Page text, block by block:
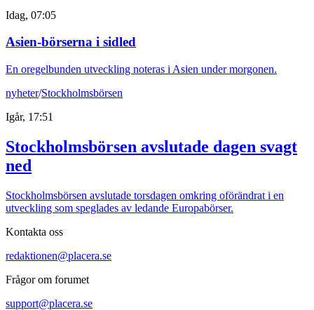
Idag, 07:05
Asien-börserna i sidled
En oregelbunden utveckling noteras i Asien under morgonen.
nyheter/Stockholmsbörsen
Igår, 17:51
Stockholmsbörsen avslutade dagen svagt
ned
Stockholmsbörsen avslutade torsdagen omkring oförändrat i en
utveckling som speglades av ledande Europabörser.
Kontakta oss
redaktionen@placera.se
Frågor om forumet
support@placera.se